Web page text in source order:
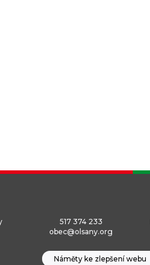
517 374 233
obec@olsany.org
Náměty ke zlepšení webu